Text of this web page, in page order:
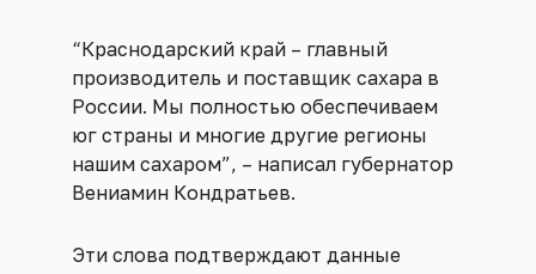
“Краснодарский край – главный
производитель и поставщик сахара в
России. Мы полностью обеспечиваем
юг страны и многие другие регионы
нашим сахаром”, – написал губернатор
Вениамин Кондратьев.
Эти слова подтверждают данные